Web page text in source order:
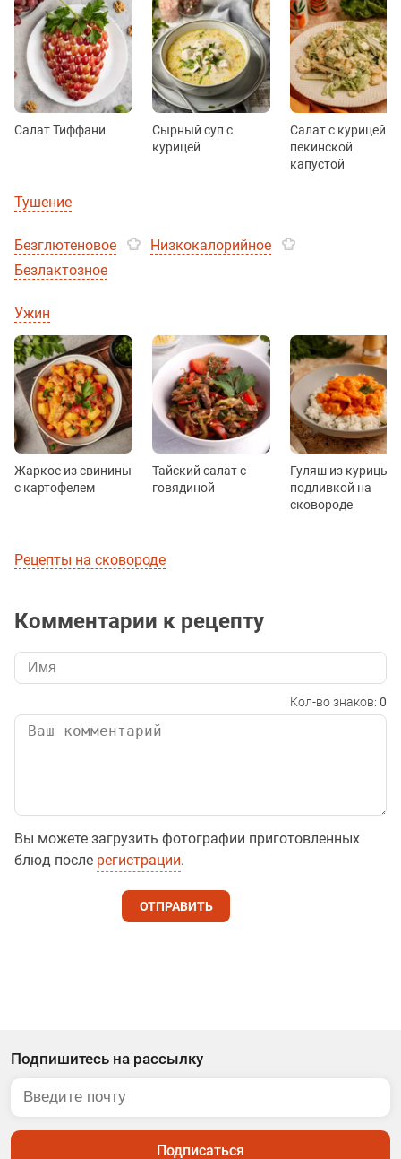
Салат Тиффани
Сырный суп с
курицей
Салат с курицей и
пекинской
капустой
Тушение
Безглютеновое
Низкокалорийное
Безлактозное
Ужин
Жаркое из свинины
с картофелем
Тайский салат с
говядиной
Гуляш из курицы с
подливкой на
сковороде
Рецепты на сковороде
Комментарии к рецепту
Кол-во знаков: 0
Вы можете загрузить фотографии приготовленных
блюд после регистрации.
ОТПРАВИТЬ
Подпишитесь на рассылку
Подписаться